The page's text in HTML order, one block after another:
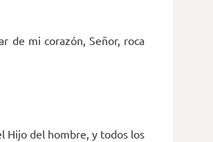
de mi corazón, Señor, roca
Hijo del hombre, y todos los